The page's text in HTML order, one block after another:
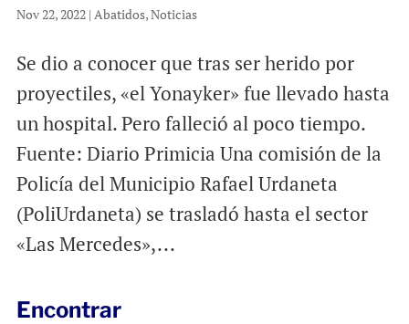
Nov 22, 2022| Abatidos,Noticias
Se dio a conocer que tras ser herido por
proyectiles, «el Yonayker» fue llevado hasta
un hospital. Pero falleció al poco tiempo.
Fuente: Diario Primicia Una comisión de la
Policía del Municipio Rafael Urdaneta
(PoliUrdaneta) se trasladó hasta el sector
«Las Mercedes»,...
Encontrar